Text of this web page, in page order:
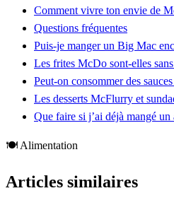
Comment vivre ton envie de
Questions fréquentes
Puis-je manger un Big Mac
Les frites McDo sont-elles
Peut-on consommer des
Les desserts McFlurry et
Que faire si j’ai déjà mangé
🍽️ Alimentation
Articles similaires